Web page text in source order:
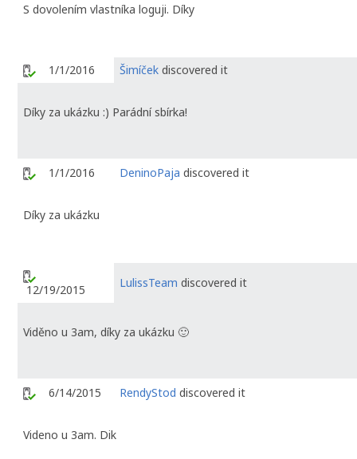
S dovolením vlastníka loguji. Díky
1/1/2016 Šimíček discovered it
Díky za ukázku :) Parádní sbírka!
1/1/2016 DeninoPaja discovered it
Díky za ukázku
12/19/2015 LulissTeam discovered it
Viděno u 3am, díky za ukázku 🙂
6/14/2015 RendyStod discovered it
Videno u 3am. Dik